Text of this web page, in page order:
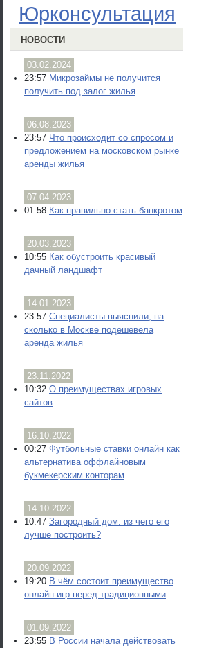
Юрконсультация
НОВОСТИ
03.02.2024
23:57 Микрозаймы не получится
получить под залог жилья
06.08.2023
23:57 Что происходит со спросом и
предложением на московском рынке
аренды жилья
07.04.2023
01:58 Как правильно стать банкротом
20.03.2023
10:55 Как обустроить красивый
дачный ландшафт
14.01.2023
23:57 Специалисты выяснили, на
сколько в Москве подешевела
аренда жилья
23.11.2022
10:32 О преимуществах игровых
сайтов
16.10.2022
00:27 Футбольные ставки онлайн как
альтернатива оффлайновым
букмекерским конторам
14.10.2022
10:47 Загородный дом: из чего его
лучше построить?
20.09.2022
19:20 В чём состоит преимущество
онлайн-игр перед традиционными
01.09.2022
23:55 В России начала действовать